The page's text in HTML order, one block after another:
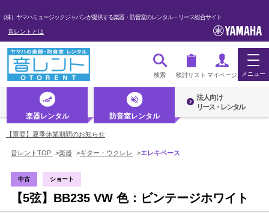
（株）ヤマハミュージックジャパンが提供する楽器・防音室のレンタル・リース総合サイト
音レントとは
検索 検討リスト マイページ メニュー
ログイン・マイページ
初めての方へ・音レントとは
楽器レンタル 防音室レンタル
楽器レンタル 防音室レンタル
法人向け
リース・レンタル
【重要】夏季休業期間のお知らせ
音レントTOP >楽器 >ギター・ウクレレ >エレキベース
中古 ショート
【5弦】BB235 VW 色：ビンテージホワイト